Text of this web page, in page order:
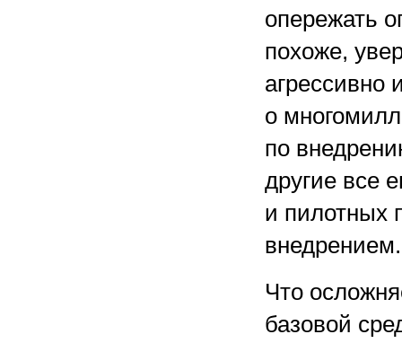
опережать
похоже,
агрессивно
о
по
другие все
и пилотных
внедрением.
Что
базовой